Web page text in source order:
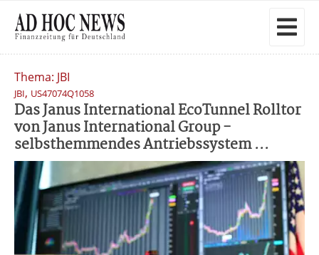
Thema: JBI
JBI, US47074Q1058
Das Janus International EcoTunnel Rolltor
von Janus International Group -
selbsthemmendes Antriebssystem ...